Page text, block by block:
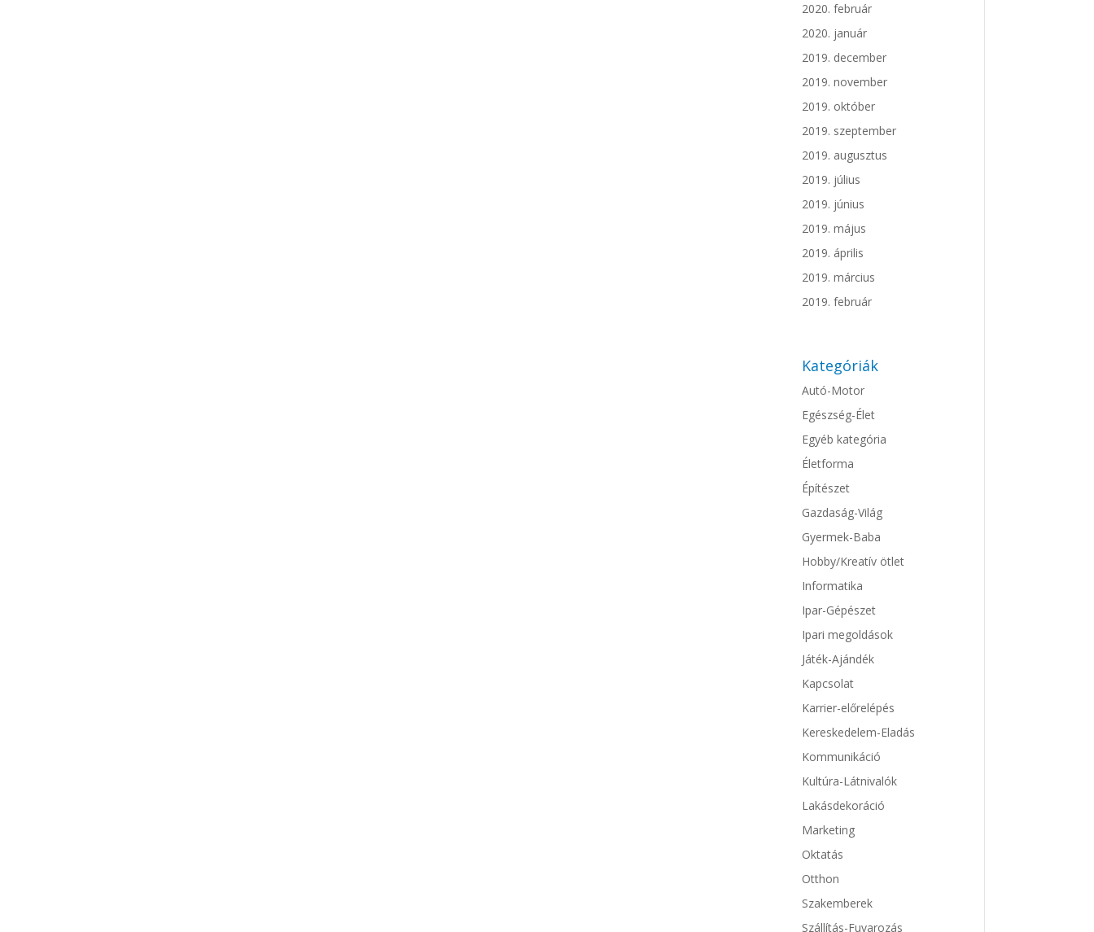
2020. február
2020. január
2019. december
2019. november
2019. október
2019. szeptember
2019. augusztus
2019. július
2019. június
2019. május
2019. április
2019. március
2019. február
Kategóriák
Autó-Motor
Egészség-Élet
Egyéb kategória
Életforma
Építészet
Gazdaság-Világ
Gyermek-Baba
Hobby/Kreatív ötlet
Informatika
Ipar-Gépészet
Ipari megoldások
Játék-Ajándék
Kapcsolat
Karrier-előrelépés
Kereskedelem-Eladás
Kommunikáció
Kultúra-Látnivalók
Lakásdekoráció
Marketing
Oktatás
Otthon
Szakemberek
Szállítás-Fuvarozás